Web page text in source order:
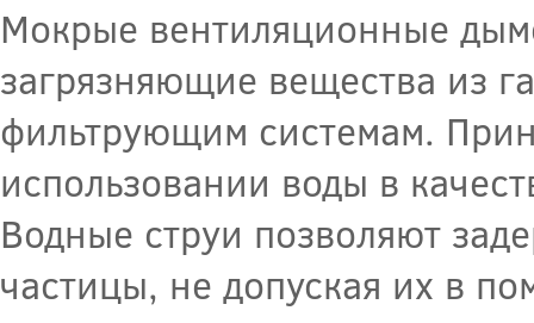
Мокрые вентиляционные
загрязняющие вещества из
фильтрующим системам.
использовании воды в
Водные струи позволяют
частицы, не допуская их в